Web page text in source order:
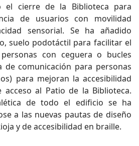
el cierre de la Biblioteca para
de usuarios con movilidad
sensorial. Se ha añadido
suelo podotáctil para facilitar el
con ceguera o bucles
de comunicación para personas
para mejoran la accesibilidad
al Patio de la Biblioteca.
de todo el edificio se ha
a las nuevas pautas de diseño
y de accesibilidad en braille.